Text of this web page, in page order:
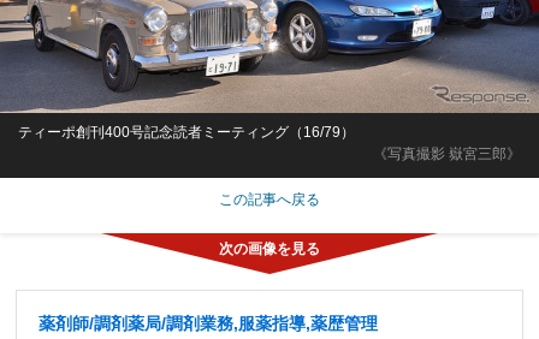
《写真撮影 嶽宮三郎》
ティーポ創刊400号記念読者ミーティング（16/79）
この記事へ戻る
薬剤師/調剤薬局/調剤業務,服薬指導,薬歴管理